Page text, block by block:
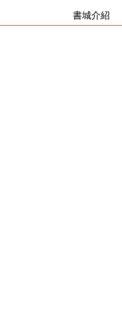
書城介紹